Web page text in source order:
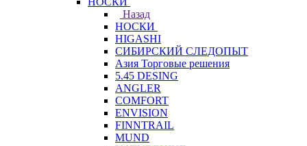
Назад
НОСКИ
HIGASHI
СИБИРСКИЙ СЛЕДОПЫТ
Азия Торговые решения
5.45 DESING
ANGLER
COMFORT
ENVISION
FINNTRAIL
MUND